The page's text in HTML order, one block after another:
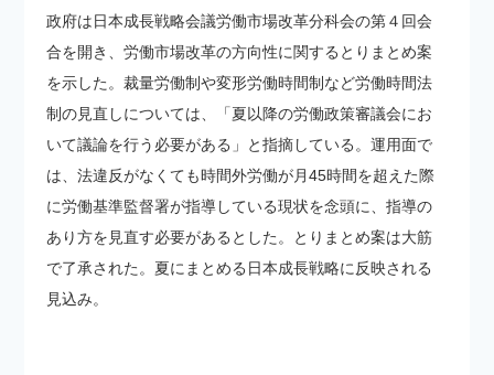
政府は日本成長戦略会議労働市場改革分科会の第４回会
合を開き、労働市場改革の方向性に関するとりまとめ案
を示した。裁量労働制や変形労働時間制など労働時間法
制の見直しについては、「夏以降の労働政策審議会にお
いて議論を行う必要がある」と指摘している。運用面で
は、法違反がなくても時間外労働が月45時間を超えた際
に労働基準監督署が指導している現状を念頭に、指導の
あり方を見直す必要があるとした。とりまとめ案は大筋
で了承された。夏にまとめる日本成長戦略に反映される
見込み。